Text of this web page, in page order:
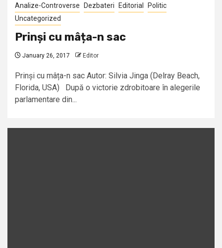
Analize-Controverse Dezbateri Editorial
Politic
Uncategorized
Prinși cu mâța-n sac
January 26, 2017 Editor
Prinși cu mâța-n sac Autor: Silvia Jinga (Delray Beach,
Florida, USA) După o victorie zdrobitoare în alegerile
parlamentare din...